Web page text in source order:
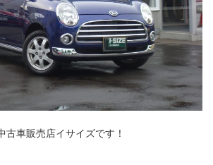
古車販売店イサイズです！